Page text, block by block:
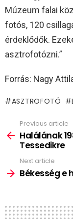
Múzeum falai
fotós, 120
érdeklődők.
asztrofotózni.”
Forrás: Nagy
ASZTROFOTÓ
more
Previous article
Halálának
Tessedikre
Next article
Békesség e